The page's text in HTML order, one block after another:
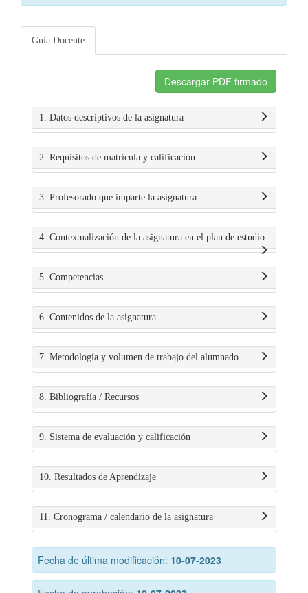
Guía Docente
Descargar PDF firmado
1. Datos descriptivos de la asignatura
2. Requisitos de matrícula y calificación
3. Profesorado que imparte la asignatura
4. Contextualización de la asignatura en el plan de estudio
5. Competencias
6. Contenidos de la asignatura
7. Metodología y volumen de trabajo del alumnado
8. Bibliografía / Recursos
9. Sistema de evaluación y calificación
10. Resultados de Aprendizaje
11. Cronograma / calendario de la asignatura
Fecha de última modificación: 10-07-2023